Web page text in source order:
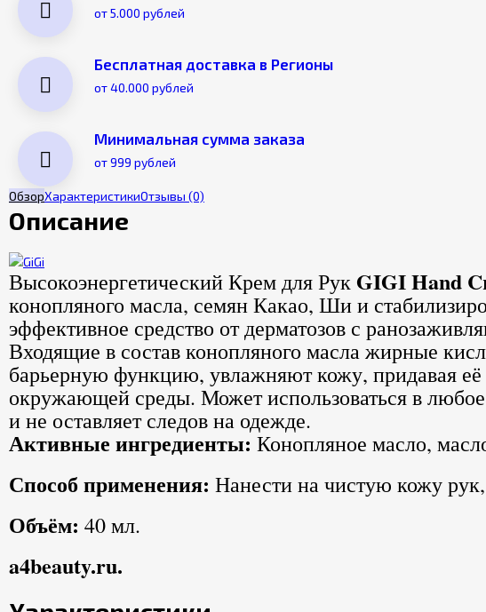
от 5.000 рублей
Бесплатная доставка в Регионы
от 40.000 рублей
Минимальная сумма заказа
от 999 рублей
ОбзорХарактеристикиОтзывы (0)
Описание
Высокоэнергетический Крем для Рук GIGI Hand
конопляного масла, семян Какао, Ши и
эффективное средство от дерматозов с
Входящие в состав конопляного масла жирные
барьерную функцию, увлажняют кожу, придавая её
окружающей среды. Может использоваться в
и не оставляет следов на одежде.
Активные ингредиенты: Конопляное масло,
Способ применения: Нанести на чистую кожу
Объём: 40 мл.
a4beauty.ru.